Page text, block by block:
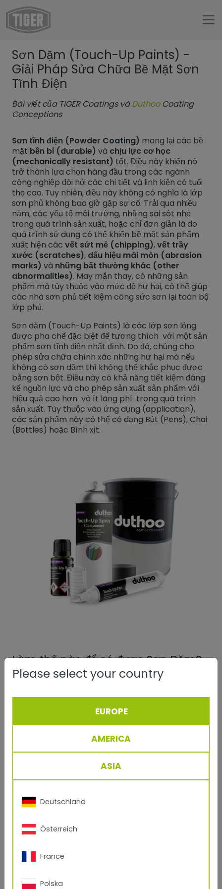
Untermenü öffnen für „trang chủ“
TIGER Group
Untermenü öffnen für „TIGER Group“
Blog
Untermenü öffnen für „TIGER Blog“
Sơn Dặm (Touch-Up Paints) - Giải Pháp Sửa Chữa Bề
Sơn Dặm (Touch-Up Paints) -
Giải Pháp Sửa Chữa Bề Mặt Sơn
Tĩnh Điện
Bài viết của TIGER Coatings vàDuthooCoating
Conceptions
Sơn tĩnh điện (Powder Coating) mang lại các bề
mặt bền bỉ (durable) và chịu lực cơ học
(mechanically resistant) tốt. Điều này khiến nó
trở thành lựa chọn hàng đầu trong các ngành
công nghiệp đòi hỏi các chi tiết và linh kiện có tuổi
thọ cao. Tuy nhiên, điều này không có nghĩa là lớp
sơn phủ không bao giờ gặp sự cố. Trải qua nhiều
năm, các yếu tố môi trường, những sai sót nhỏ
trong quá trình sản xuất, hoặc chỉ đơn giản là do
quá trình sử dụng có thể khiến bề mặt sản phẩm
xuất hiện các vết sứt mẻ (chipping),vết trầy
xước (scratches), dấu hiệu mài mòn (abrasion
marks) và những bất thường khác (other
abnormalities). May mắn thay, có những sản
phẩm mà tùy thuộc vào mức độ hư hại, có thể giúp
các nhà sơn phủ tiết kiệm công sức sơn lại toàn bộ
lớp phủ.
Sơn dặm (Touch-Up Paints) là các lớp sơn lỏng
được pha chế đặc biệt để tương thích với một sản
phẩm sơn tĩnh điện nhất định. Do đó, chúng cho
phép sửa chữa chính xác những hư hại mà nếu
không có sơn dặm thì không thể khắc phục được
bằng sơn bột. Điều này có khả năng tiết kiệm đáng
kể nguồn lực và cho phép sản xuất sản phẩm với
hiệu quả cao hơn và ít lãng phí trong quá trình
sản xuất. Tùy thuộc vào ứng dụng (application),
các sản phẩm này có thể có dạng Bút (Pens), Chai
(Bottles) hoặc Bình xịt.
Làm thế nào để có được Sơn Dặm?
Khi đặt mua sơn dặm, việc tìm được màu tương
là cực kỳ quan trọng (crucial).
cấp Mã ID sản phẩm cụ thể của lớp sơn tĩnh điện.
Mã này có thể đã có sẵn trong cơ sở dữ liệu sơn
lỏng, giúp việc sản xuất và giao hàng diễn ra nhanh
chóng. Nếu không có mã tương thích tuyệt đối, bạn
có thể cung cấp một mẫu vật lý của bề mặt bị hư
hại để các chuyên gia có thể tái tạo lại màu sắc và
phát triển dưới định dạng mong muốn, sơn dặm sẽ
bạn.
Please select your country
EUROPE
AMERICA
ASIA
Deutschland
Österreich
France
Polska